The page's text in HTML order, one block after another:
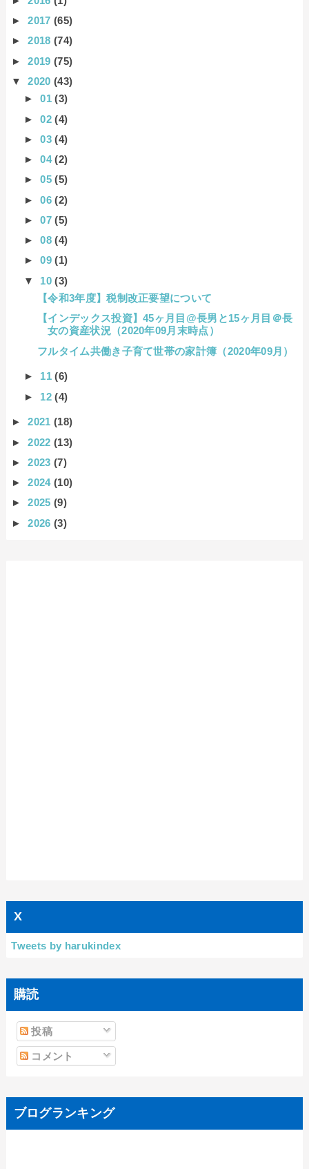
►2017(65)
►2018(74)
►2019(75)
▼2020(43)
►01(3)
►02(4)
►03(4)
►04(2)
►05(5)
►06(2)
►07(5)
►08(4)
►09(1)
▼ 10(3)
【令和3年度】税制改正要望について
【インデックス投資】45ヶ月目@長男と15ヶ月目＠長
女の資産状況（2020年09月末時点）
フルタイム共働き子育て世帯の家計簿（2020年09月）
► 11(6)
► 12(4)
►2021(18)
►2022(13)
►2023(7)
►2024(10)
►2025(9)
►2026(3)
X
Tweets by harukindex
購読
投稿
コメント
ブログランキング